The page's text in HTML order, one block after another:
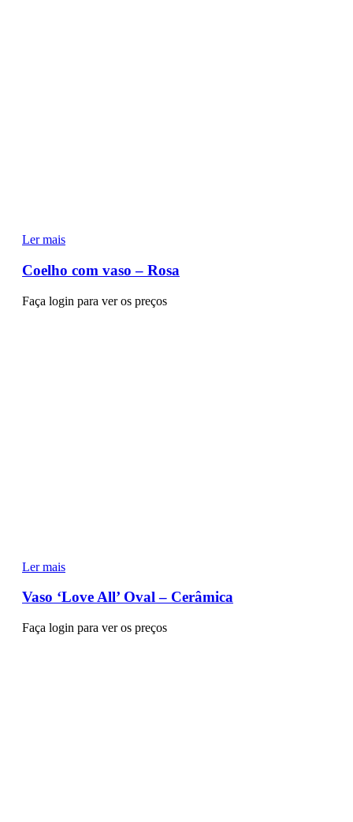
Ler mais
Coelho com vaso – Rosa
Faça login para ver os preços
Ler mais
Vaso ‘Love All’ Oval – Cerâmica
Faça login para ver os preços